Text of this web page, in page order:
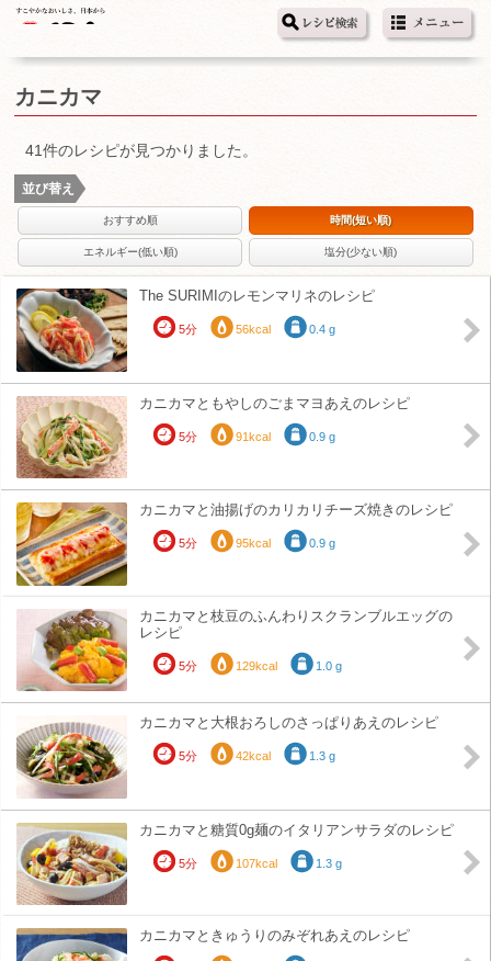
カニカマ
41件のレシピが見つかりました。
並び替え
おすすめ順 時間(短い順)
エネルギー(低い順) 塩分(少ない順)
The SURIMIのレモンマリネのレシピ
5分 56kcal 0.4 g
カニカマともやしのごまマヨあえのレシピ
5分 91kcal 0.9 g
カニカマと油揚げのカリカリチーズ焼きのレシピ
5分 95kcal 0.9 g
カニカマと枝豆のふんわりスクランブルエッグの
レシピ
5分 129kcal 1.0 g
カニカマと大根おろしのさっぱりあえのレシピ
5分 42kcal 1.3 g
カニカマと糖質0g麺のイタリアンサラダのレシピ
5分 107kcal 1.3 g
カニカマときゅうりのみぞれあえのレシピ